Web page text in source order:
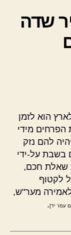
שדה
הוא לזמן
הפרחים מידי
להם נזק
בשבת על-ידי
שאלת חכם,
לקטוף
מער"ש,
עמו' יד].